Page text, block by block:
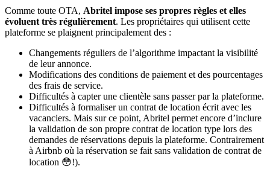
Comme toute OTA, Abritel impose ses propres règles et elles
évoluent très régulièrement. Les propriétaires qui utilisent cette
plateforme se plaignent principalement des :
Changements réguliers de l’algorithme impactant la visibilité
de leur annonce.
Modifications des conditions de paiement et des pourcentages
des frais de service.
Difficultés à capter une clientèle sans passer par la plateforme.
Difficultés à formaliser un contrat de location écrit avec les
vacanciers. Mais sur ce point, Abritel permet encore d’inclure
la validation de son propre contrat de location type lors des
demandes de réservations depuis la plateforme. Contrairement
à Airbnb où la réservation se fait sans validation de contrat de
location 😳!).